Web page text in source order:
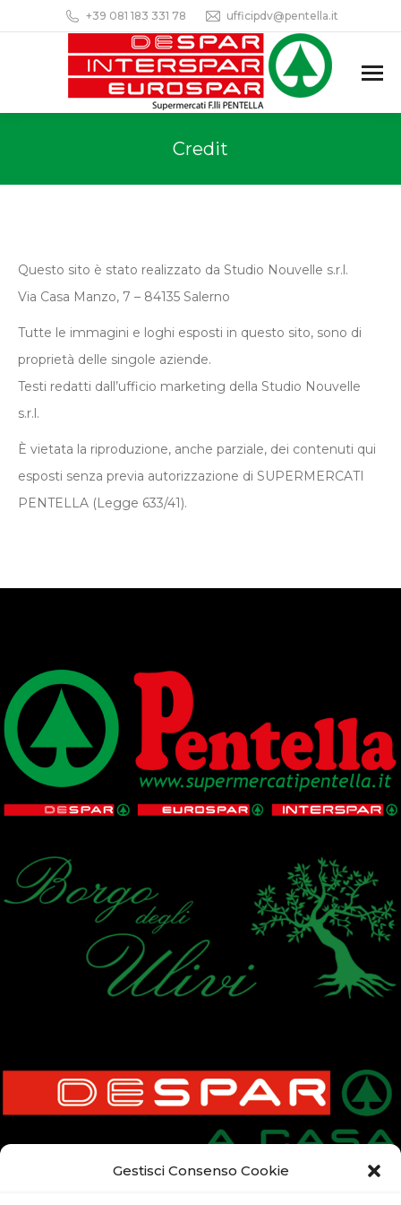
Gestisci Consenso Cookie
+39 081 183 331 78 ufficipdv@pentella.it
Credit
Questo sito è stato realizzato da Studio Nouvelle s.r.l.
Via Casa Manzo, 7 – 84135 Salerno
Tutte le immagini e loghi esposti in questo sito, sono di
proprietà delle singole aziende.
Testi redatti dall’ufficio marketing della Studio Nouvelle
s.r.l.
È vietata la riproduzione, anche parziale, dei contenuti qui
esposti senza previa autorizzazione di SUPERMERCATI
PENTELLA (Legge 633/41).